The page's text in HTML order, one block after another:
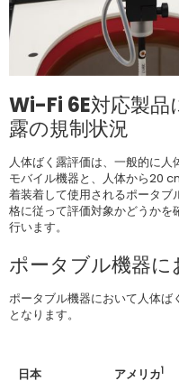
Wi-Fi 6E対応製品
露の規制状況
人体ばく露評価は、一般的に
モバイル機器と、人体から20
着装着して使用されるポータ
格に従って評価対象かどうかを
行います。
ポータブル機器
ポータブル機器において人体
となります。
日本 アメリカ1